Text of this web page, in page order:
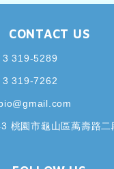
CONTACT US
3 319-5289
3 319-7262
桃園市龜山區萬壽路